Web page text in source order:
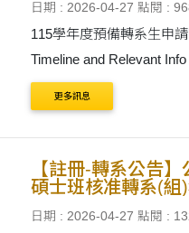
日期 : 2026-04-27 點閱 :
115學年度預備轉系生申請時間
Timeline and Relevant
Change Majors in the 2026
校學生轉系辦法第八條規定辦理。 1. In
Article 8 of the T....
更多訊息
【註冊-轉系公告
碩士班核准轉系(組)
日期 : 2026-04-27 點閱 :